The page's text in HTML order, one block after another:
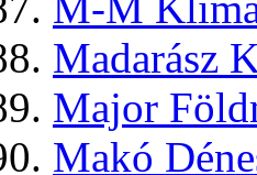
Madarász
Major
Makó